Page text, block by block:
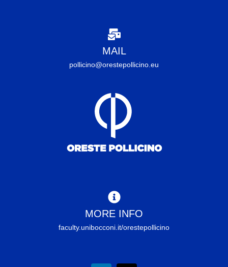
MAIL
pollicino@orestepollicino.eu
MORE INFO
faculty.unibocconi.it/orestepollicino